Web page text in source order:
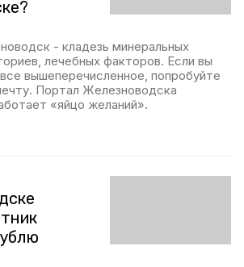
- кладезь минеральных
лечебных факторов. Если вы
вышеперечисленное, попробуйте
Портал Железноводска
«яйцо желаний».